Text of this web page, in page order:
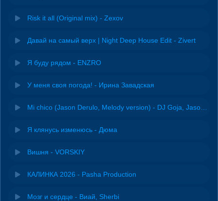
Risk it all (Original mix) - Zexov
Давай на самый верх | Night Deep House Edit - Zivert
Я буду рядом - ENZRO
У меня своя погода! - Ирина Завадская
Я клянусь изменюсь - Дюма
Вишня - VORSKIY
КАЛИНКА 2026 - Pasha Production
Мозг и сердце - Виай, Sherbi